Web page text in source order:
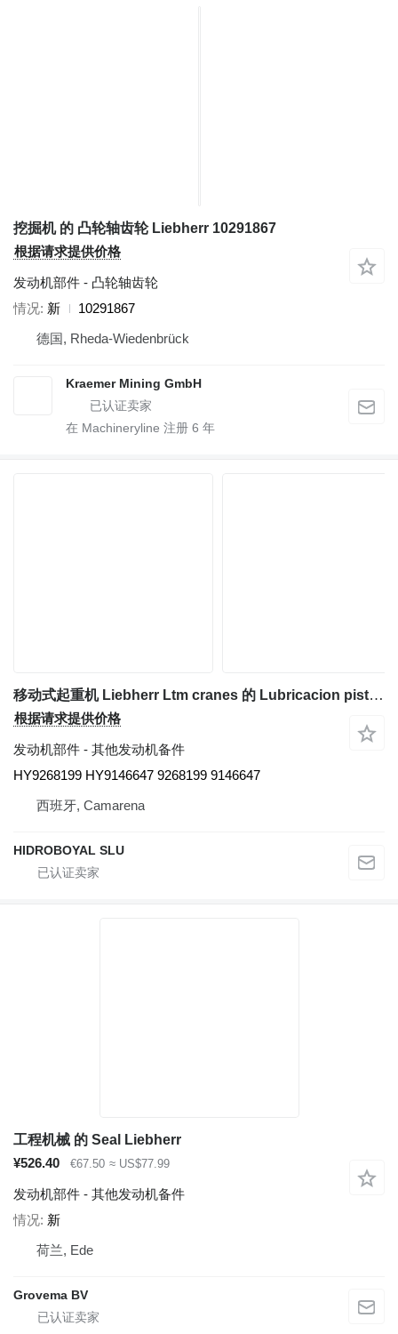
挖掘机 的 凸轮轴齿轮 Liebherr 10291867
根据请求提供价格
发动机部件 - 凸轮轴齿轮
情况 新
10291867
德国, Rheda-Wiedenbrück
Kraemer Mining GmbH
在 Machineryline 注册 6 年
移动式起重机 Liebherr Ltm cranes 的 Lubricacion piston inyector aceite piston Liebherr HY9268199 HY9146647
根据请求提供价格
发动机部件 - 其他发动机备件
HY9268199 HY9146647 9268199 9146647
西班牙, Camarena
HIDROBOYAL SLU
工程机械 的 Seal Liebherr
¥526.40
€67.50 ≈ US$77.99
发动机部件 - 其他发动机备件
情况 新
荷兰, Ede
Grovema BV